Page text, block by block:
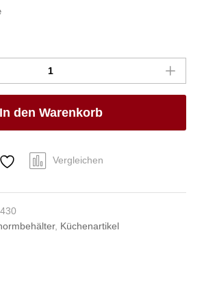
In den Warenkorb
Vergleichen
, Küchenartikel